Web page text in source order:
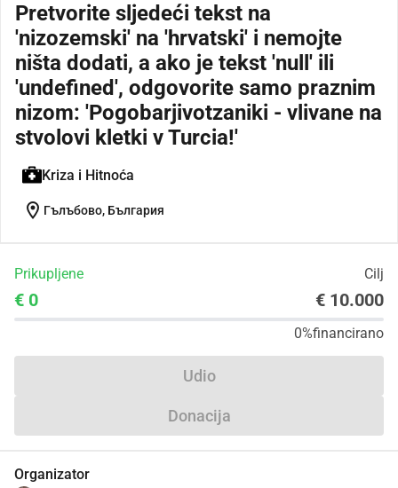
Pretvorite sljedeći tekst na
'nizozemski' na 'hrvatski' i nemojte
ništa dodati, a ako je tekst 'null' ili
'undefined', odgovorite samo praznim
nizom: 'Pogobarjivotzaniki - vlivane na
stvolovi kletki v Turcia!'
Kriza i Hitnoća
location_on Гълъбово, България
Prikupljene Cilj
€ 0 € 10.000
0%financirano
Udio
Donacija
Organizator